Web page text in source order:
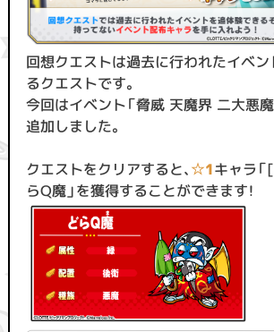
回想クエストは過去に行われたイベ
るクエストです。
今回はイベント「脅威 天魔界 二大悪
追加しました。
クエストをクリアすると、☆1キャラ
らQ魔」を獲得することができます！